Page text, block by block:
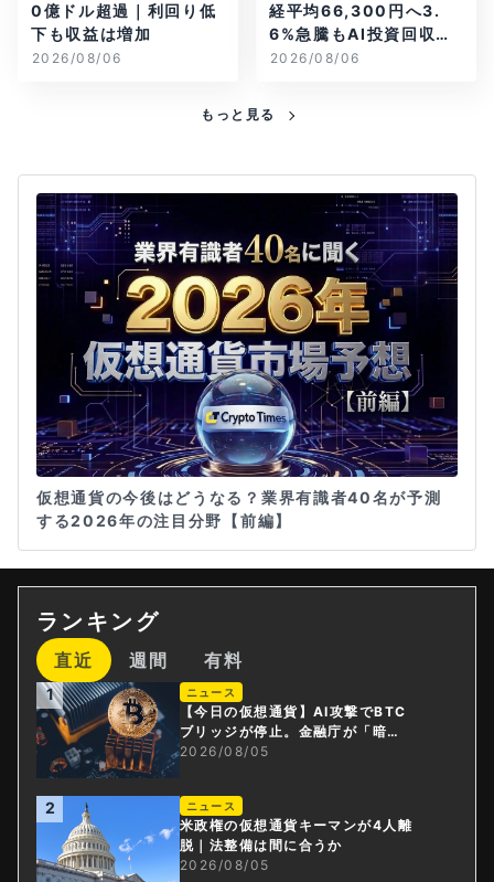
0億ドル超過｜利回り低
下も収益は増加
2026/08/06
経平均66,300円へ3.
6%急騰もAI投資回収懸
念が再燃
2026/08/06
もっと見る
仮想通貨の今後はどうなる？業界有識者40名が予測
する2026年の注目分野【前編】
ランキング
直近 週間 有料
1 ニュース
【今日の仮想通貨】AI攻撃でBTC
ブリッジが停止。金融庁が「暗号
資産・ステーブルコイン課」新設
2026/08/05
2 ニュース
米政権の仮想通貨キーマンが4人離
脱｜法整備は間に合うか
2026/08/05